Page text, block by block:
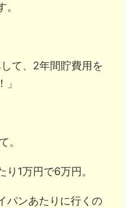
て、2年間貯費用を
。
1万円で6万円。
パンあたりに行くの